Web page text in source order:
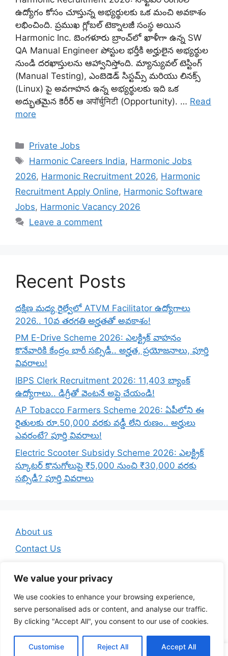
We value your privacy
We use cookies to enhance your browsing experience,
serve personalised ads or content, and analyse our traffic.
By clicking "Accept All", you consent to our use of cookies.
Customise Reject All Accept All
ఉద్యోగం కోసం చూస్తున్న అభ్యర్థులకు ఒక మంచి అవకాశం
లభించింది. ప్రముఖ గ్లోబల్ టెక్నాలజీ సంస్థ అయిన
Harmonic Inc. బెంగళూరు బ్రాంచ్‌లో ఖాళీగా ఉన్న SW
QA Manual Engineer పోస్టుల భర్తీకి అర్హులైన అభ్యర్థుల
నుండి దరఖాస్తులను ఆహ్వానిస్తోంది. మ్యాన్యువల్ టెస్టింగ్
(Manual Testing), ఎంబెడెడ్ సిస్టమ్స్ మరియు లినక్స్
(Linux) పై అవగాహన ఉన్న అభ్యర్థులకు ఇది ఒక
అద్భుతమైన కెరీర్ ఆ अपॉर्चुनिटी (Opportunity). … Read
more
Categories
Private Jobs
Tags
Harmonic Careers India, Harmonic Jobs
2026, Harmonic Recruitment 2026, Harmonic
Recruitment Apply Online, Harmonic Software
Jobs, Harmonic Vacancy 2026
Leave a comment
Recent Posts
దక్షిణ మధ్య రైల్వేలో ATVM Facilitator ఉద్యోగాలు
2026.. 10వ తరగతి అర్హతతో అవకాశం!
PM E-Drive Scheme 2026: ఎలక్ట్రిక్ వాహనం
కొనేవారికి కేంద్రం భారీ సబ్సిడీ.. అర్హత, ప్రయోజనాలు, పూర్తి
వివరాలు!
IBPS Clerk Recruitment 2026: 11,403 బ్యాంక్
ఉద్యోగాలు.. డిగ్రీతో వెంటనే అప్లై చేయండి!
AP Tobacco Farmers Scheme 2026: ఏపీలోని ఈ
రైతులకు రూ.50,000 వరకు వడ్డీ లేని రుణం.. అర్హులు
ఎవరంటే? పూర్తి వివరాలు!
Electric Scooter Subsidy Scheme 2026: ఎలక్ట్రిక్
స్కూటర్ కొనుగోలుపై ₹5,000 నుంచి ₹30,000 వరకు
సబ్సిడీ? పూర్తి వివరాలు
About us
Contact Us
Privacy Policy
Terms And Conditions
© 2026 Telugu Jobs Guru - Latest Telugu Job Updates
• Built withGeneratePress